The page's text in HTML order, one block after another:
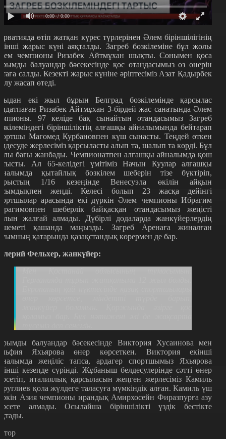
0:00 / 0:00
өтіп жатқан күрес түрлерінен Әлем біріншілігінің
жарыс күні аяқталды. Загреб бозкілеміне бұл жолы
чемпионы Ризабек Айтмұхан шықты. Сонымен қоса
балуандар бәсекесінде қос отандасымыз өз өнерін
салды. Кезекті жарыс күніне әріптесіміз Азат Қадырбек
жасап өтеді.
екі жыл бұрын Белград бозкілемінде қарсылас
Ризабек Айтмұхан 3-бірдей жас санатында Әлем
97 келіде бақ сынайтын отандасымыз Загреб
біріншіліктің алғашқы айналымында бейтарап
Магомед Курбановпен күш сынасты. Теңдей өткен
жерлесіміз қарсыласты алып та, шалып та көрді. Бұл
бағы жанбады. Чемпионатпен алғашқы айналымда қош
Ал 65-келідегі үмітіміз Начын Куулар алғашқы
қытайлық бозкілем шеберін тізе бүктіріп,
1/16 кезеңінде Венесуэла өкілін айқын
жеңді. Келесі болып 23 жасқа дейінгі
арасында екі дүркін Әлем чемпионы Ибрагим
шеберлік байқасқан отандасымыз жеңісті
жалғай алмады. Дүбірлі додаларда жанкүйерлердің
қашанда маңызды. Загреб Аренаға жиналған
қатарында қазақстандық көрермен де бар.
Фельхер, жанкүйер:
балуандар бәсекесінде Виктория Хусаинова мен
Яхьярова өнер көрсеткен. Виктория екінші
жеңіліс тапса, ардагер спортшымыз Яхьярова
кезеңде сүрінді. Жұбаныш белдесулерінде сәтті өнер
италиялық қарсыласын жеңген жерлесіміз Камиль
қола жүлдеге таласуға мүмкіндік алған. Камиль үш
Азия чемпионы ирандық Амирхосейн Фиразпурға азу
алмады. Осылайша біріншілікті үздік бестікте